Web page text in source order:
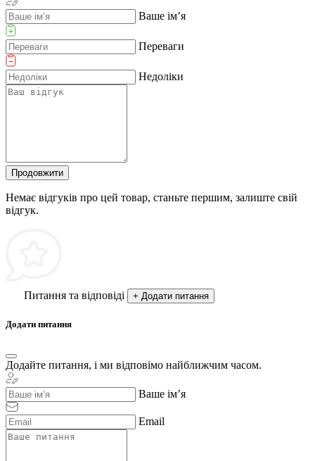
Ваше ім’я
Переваги
Недоліки
Продовжити
Немає відгуків про цей товар, станьте першим, залиште свій
відгук.
Питання та відповіді + Додати питання
Додати питання
Додайте питання, і ми відповімо найближчим часом.
Ваше ім’я
Email